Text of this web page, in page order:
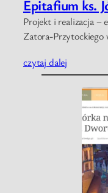
Epitafium ks.
Projekt i realizacja –
Zatora-Przytockiego
czytaj dalej